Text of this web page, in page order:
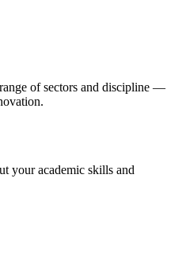
of sectors and discipline —
your academic skills and